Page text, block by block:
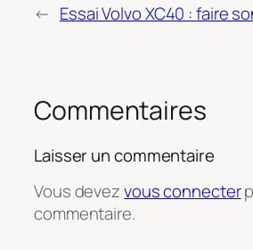
← Essai Volvo XC40 : faire
Commentaires
Laisser un commentaire
Vous devezvous connecter
commentaire.